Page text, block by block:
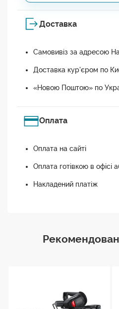
Доставка
Самовивіз за адресою
Доставка кур'єром по
«Новою Поштою» по
Оплата
Оплата на сайті
Оплата готівкою в офісі
Накладений платіж